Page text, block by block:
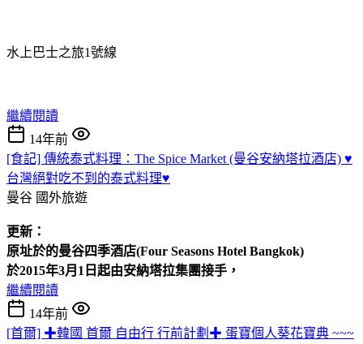
水上巴士之旅1號線
繼續閱讀
14年前
[食記] 傳統泰式料理：The Spice Market (曼谷安納塔拉酒店) ♥
台灣絕對吃不到的泰式料理♥
曼谷 國外旅遊
更新：
原址於的曼谷四季酒店(Four Seasons Hotel Bangkok)
於2015年3月1日起由安納塔拉集團接手，
繼續閱讀
14年前
[首爾] ✚韓國 首爾 自由行 行前計劃✚ 蛋寶個人葵花寶典 ~~~